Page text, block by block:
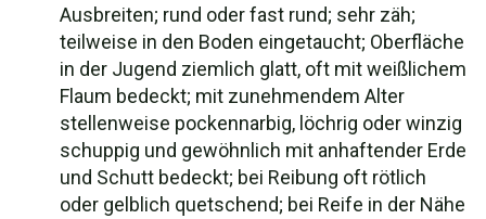
Ausbreiten; rund oder fast rund; sehr zäh;
teilweise in den Boden eingetaucht; Oberfläche
in der Jugend ziemlich glatt, oft mit weißlichem
Flaum bedeckt; mit zunehmendem Alter
stellenweise pockennarbig, löchrig oder winzig
schuppig und gewöhnlich mit anhaftender Erde
und Schutt bedeckt; bei Reibung oft rötlich
oder gelblich quetschend; bei Reife in der Nähe